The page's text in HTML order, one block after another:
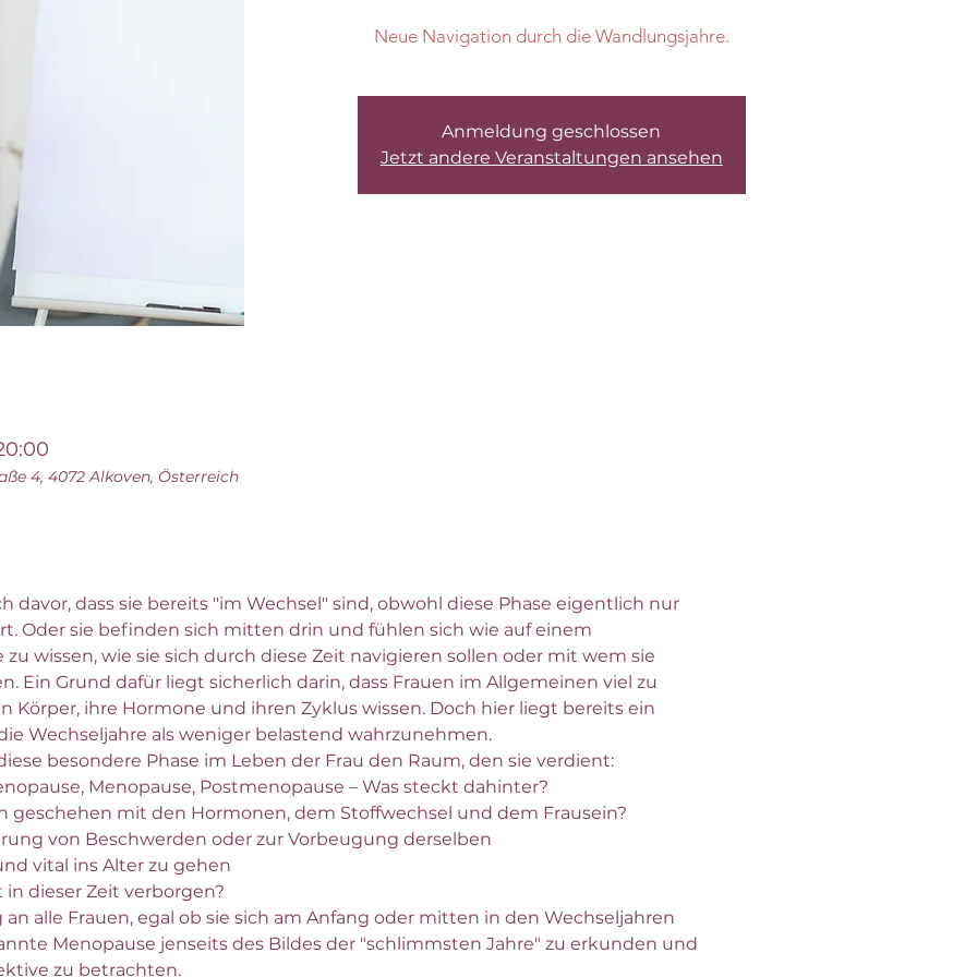
Neue Navigation durch die Wandlungsjahre.
Anmeldung geschlossen
Jetzt andere Veranstaltungen ansehen
4, 4072 Alkoven, Österreich
davor, dass sie bereits "im Wechsel" sind, obwohl diese Phase eigentlich nur
Oder sie befinden sich mitten drin und fühlen sich wie auf einem
wissen, wie sie sich durch diese Zeit navigieren sollen oder mit wem sie
Ein Grund dafür liegt sicherlich darin, dass Frauen im Allgemeinen viel zu
Körper, ihre Hormone und ihren Zyklus wissen. Doch hier liegt bereits ein
Wechseljahre als weniger belastend wahrzunehmen.
besondere Phase im Leben der Frau den Raum, den sie verdient:
Menopause, Postmenopause – Was steckt dahinter?
geschehen mit den Hormonen, dem Stoffwechsel und dem Frausein?
von Beschwerden oder zur Vorbeugung derselben
vital ins Alter zu gehen
in dieser Zeit verborgen?
alle Frauen, egal ob sie sich am Anfang oder mitten in den Wechseljahren
Menopause jenseits des Bildes der "schlimmsten Jahre" zu erkunden und
zu betrachten.